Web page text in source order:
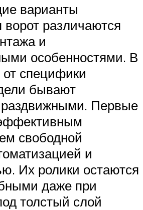
варианты
ворот различаются
и
особенностями. В
специфики
бывают
Первые
свободной
и
Их ролики остаются
даже при
толстый слой